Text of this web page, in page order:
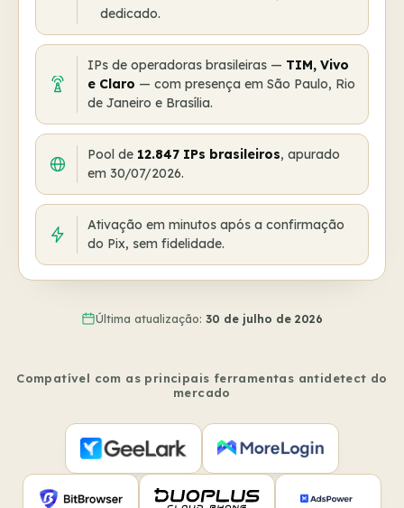
dedicado.
IPs de operadoras brasileiras — TIM, Vivo
e Claro — com presença em São Paulo, Rio
de Janeiro e Brasília.
Pool de 12.847 IPs brasileiros, apurado
em 30/07/2026.
Ativação em minutos após a confirmação
do Pix, sem fidelidade.
Última atualização: 30 de julho de 2026
Compatível com as principais ferramentas antidetect do
mercado